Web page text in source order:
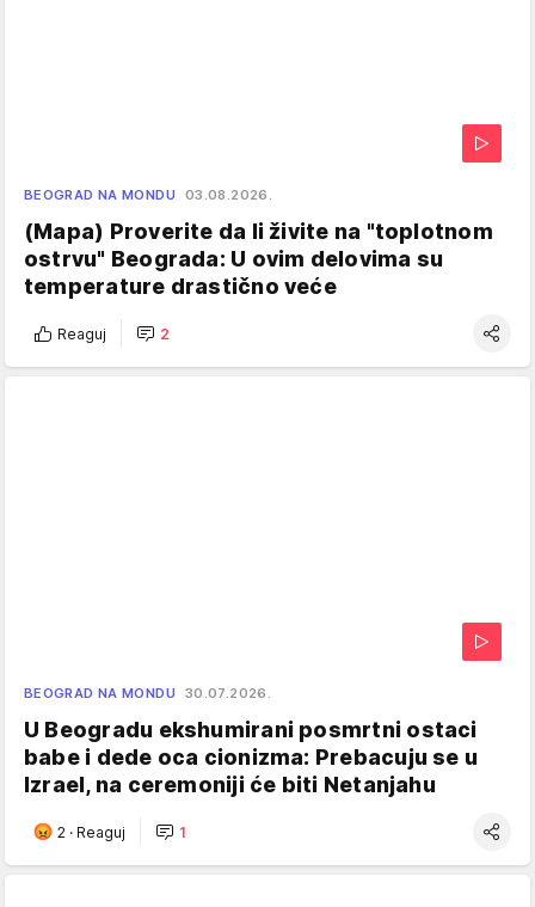
BEOGRAD NA MONDU 03.08.2026.
(Mapa) Proverite da li živite na "toplotnom
ostrvu" Beograda: U ovim delovima su
temperature drastično veće
Reaguj 2
BEOGRAD NA MONDU 30.07.2026.
U Beogradu ekshumirani posmrtni ostaci
babe i dede oca cionizma: Prebacuju se u
Izrael, na ceremoniji će biti Netanjahu
2 · Reaguj 1